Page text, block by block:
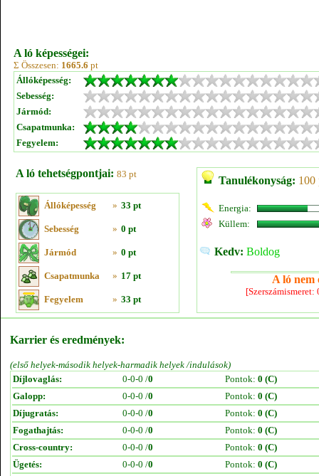
A ló képességei:
Σ Összesen: 1665.6 pt
Állóképesség:
Sebesség:
Jármód:
Csapatmunka:
Fegyelem:
A ló tehetségpontjai: 83 pt
Állóképesség » 33 pt
Sebesség » 0 pt
Jármód » 0 pt
Csapatmunka » 17 pt
Fegyelem » 33 pt
Tanulékonyság: 100
Energia:
Küllem:
Kedv: Boldog
A ló nem
Karrier és eredmények:
(első helyek-második helyek-harmadik helyek /indulások)
Díjlovaglás:
0-0-0 /0 Pontok: 0 (C)
Galopp:
0-0-0 /0 Pontok: 0 (C)
Díjugratás:
0-0-0 /0 Pontok: 0 (C)
Fogathajtás:
0-0-0 /0 Pontok: 0 (C)
Cross-country:
0-0-0 /0 Pontok: 0 (C)
Ügetés:
0-0-0 /0 Pontok: 0 (C)